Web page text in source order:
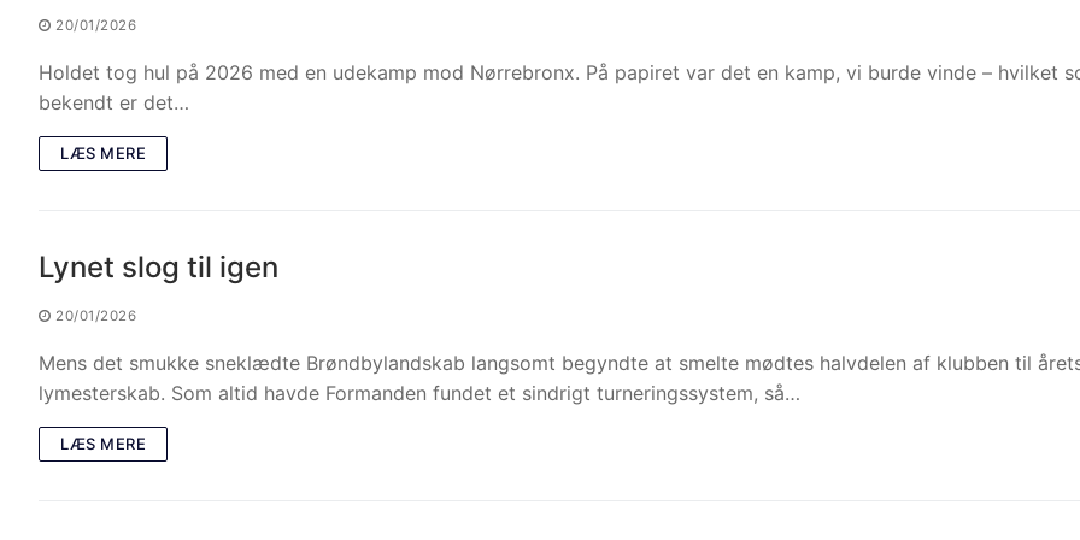
20/01/2026
Holdet tog hul på 2026 med en udekamp mod Nørrebronx. På papiret var det en kamp, vi burde vinde – hvilket
bekendt er det…
LÆS MERE
Lynet slog til igen
20/01/2026
Mens det smukke sneklædte Brøndbylandskab langsomt begyndte at smelte mødtes halvdelen af klubben til
lymesterskab. Som altid havde Formanden fundet et sindrigt turneringssystem, så…
LÆS MERE